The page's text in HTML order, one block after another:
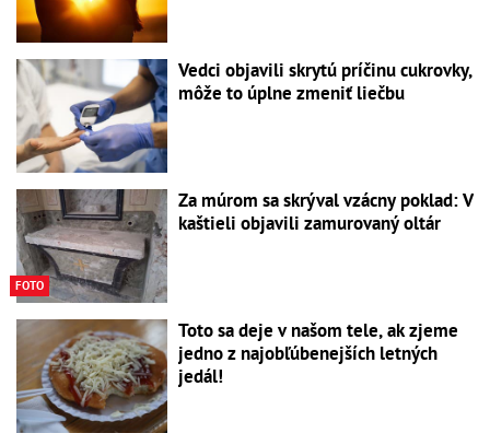
Vedci objavili skrytú príčinu cukrovky,
môže to úplne zmeniť liečbu
FOTO
Za múrom sa skrýval vzácny poklad: V
kaštieli objavili zamurovaný oltár
Toto sa deje v našom tele, ak zjeme
jedno z najobľúbenejších letných
jedál!